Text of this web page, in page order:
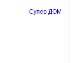
Супер ДОМ